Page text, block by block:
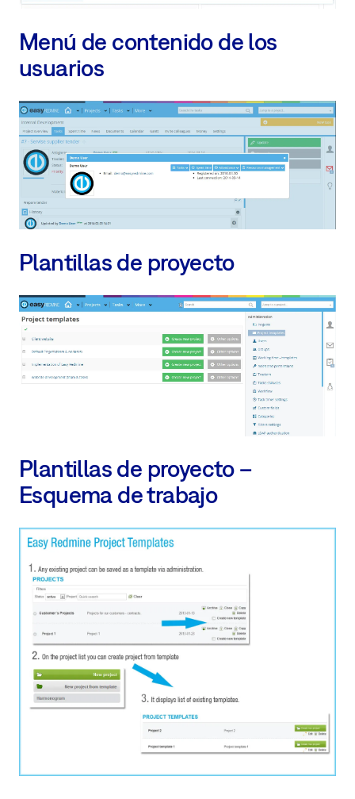
Menú de contenido de los
usuarios
Plantillas de proyecto
Plantillas de proyecto –
Esquema de trabajo